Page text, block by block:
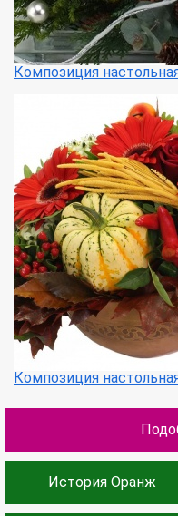
Композиция
Композиция
История Оранж